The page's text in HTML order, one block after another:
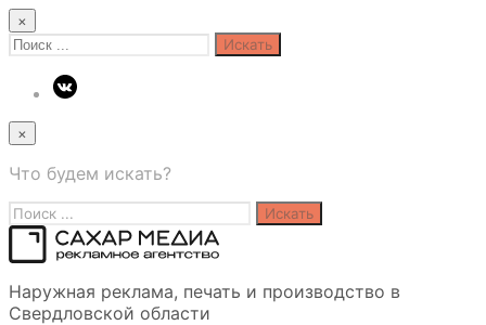
×
Search
×
Что будем искать?
Search
for:
Медиа
Наружная реклама, печать и производство в
Свердловской области